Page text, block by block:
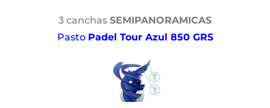
3 canchas SEMIPANORAMICAS
Pasto Padel Tour Azul 850 GRS